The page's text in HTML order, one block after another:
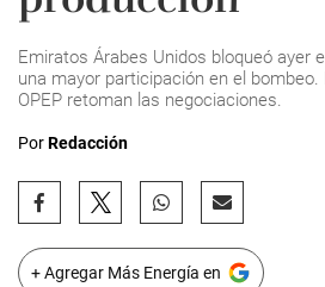
Emiratos Árabes Unidos bloqueó ayer
una mayor participación en el
OPEP retoman las negociaciones.
PorRedacción
+ Agregar Más Energía en